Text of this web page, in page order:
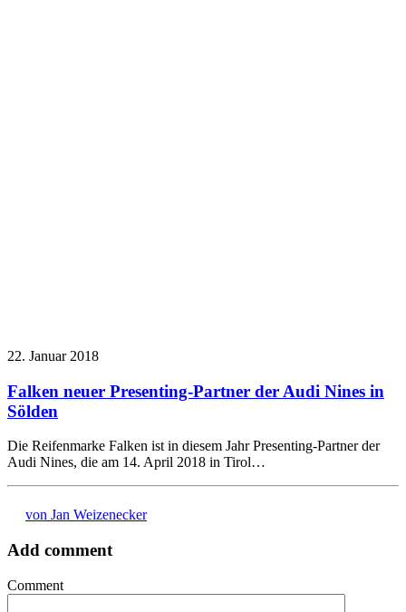
22. Januar 2018
Falken neuer Presenting-Partner der Audi Nines in
Sölden
Die Reifenmarke Falken ist in diesem Jahr Presenting-Partner der
Audi Nines, die am 14. April 2018 in Tirol…
von Jan Weizenecker
Add comment
Comment